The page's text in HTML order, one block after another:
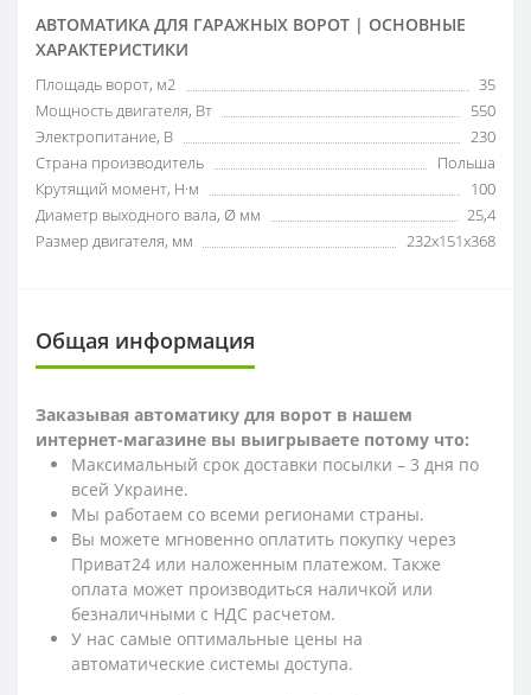
АВТОМАТИКА ДЛЯ ГАРАЖНЫХ ВОРОТ | ОСНОВНЫЕ
ХАРАКТЕРИСТИКИ
Площадь ворот, м2
35
Мощность двигателя, Вт
550
Электропитание, В
230
Страна производитель
Польша
Крутящий момент, Н·м
100
Диаметр выходного вала, Ø мм
25,4
Размер двигателя, мм
232х151х368
Общая информация
Заказывая автоматику для ворот в нашем
интернет-магазине вы выигрываете потому что:
Максимальный срок доставки посылки – 3 дня по
всей Украине.
Мы работаем со всеми регионами страны.
Вы можете мгновенно оплатить покупку через
Приват24 или наложенным платежом. Также
оплата может производиться наличкой или
безналичными с НДС расчетом.
У нас самые оптимальные цены на
автоматические системы доступа.